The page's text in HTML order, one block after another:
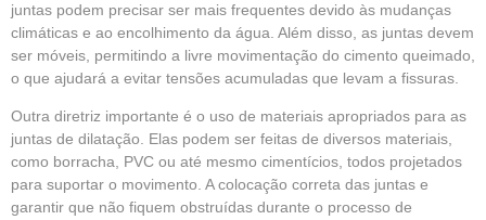
juntas podem precisar ser mais frequentes devido às mudanças
climáticas e ao encolhimento da água. Além disso, as juntas devem
ser móveis, permitindo a livre movimentação do cimento queimado,
o que ajudará a evitar tensões acumuladas que levam a fissuras.
Outra diretriz importante é o uso de materiais apropriados para as
juntas de dilatação. Elas podem ser feitas de diversos materiais,
como borracha, PVC ou até mesmo cimentícios, todos projetados
para suportar o movimento. A colocação correta das juntas e
garantir que não fiquem obstruídas durante o processo de